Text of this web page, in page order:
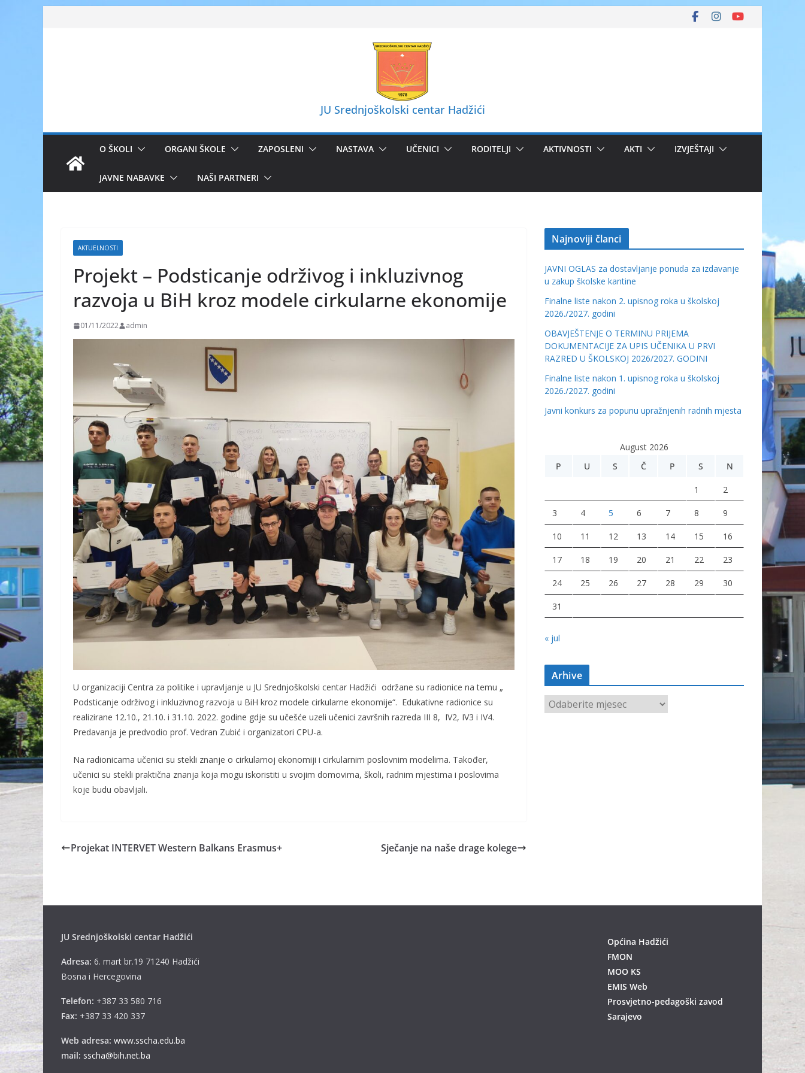
JU Srednjoškolski centar Hadžići
O ŠKOLI ORGANI ŠKOLE ZAPOSLENI NASTAVA UČENICI RODITELJI AKTIVNOSTI AKTI IZVJEŠTAJI
JAVNE NABAVKE NAŠI PARTNERI
AKTUELNOSTI
Projekt – Podsticanje održivog i inkluzivnog
razvoja u BiH kroz modele cirkularne ekonomije
01/11/2022 admin
U organizaciji Centra za politike i upravljanje u JU Srednjoškolski centar Hadžići održane su radionice na temu „
Podsticanje održivog i inkluzivnog razvoja u BiH kroz modele cirkularne ekonomije“. Edukativne radionice su
realizirane 12.10., 21.10. i 31.10. 2022. godine gdje su učešće uzeli učenici završnih razreda III 8, IV2, IV3 i IV4.
Predavanja je predvodio prof. Vedran Zubić i organizatori CPU-a.
Na radionicama učenici su stekli znanje o cirkularnoj ekonomiji i cirkularnim poslovnim modelima. Također,
učenici su stekli praktična znanja koja mogu iskoristiti u svojim domovima, školi, radnim mjestima i poslovima
koje budu obavljali.
Projekat INTERVET Western Balkans Erasmus+ Sječanje na naše drage kolege
Najnoviji članci
JAVNI OGLAS za dostavljanje ponuda za izdavanje
u zakup školske kantine
Finalne liste nakon 2. upisnog roka u školskoj
2026./2027. godini
OBAVJEŠTENJE O TERMINU PRIJEMA
DOKUMENTACIJE ZA UPIS UČENIKA U PRVI
RAZRED U ŠKOLSKOJ 2026/2027. GODINI
Finalne liste nakon 1. upisnog roka u školskoj
2026./2027. godini
Javni konkurs za popunu upražnjenih radnih mjesta
August 2026
P
U S Č P S N
1 2
3 4 5 6 7 8 9
10 11 12 13 14 15 16
17 18 19 20 21 22 23
24 25 26 27 28 29 30
31
« jul
Arhive
A
r
JU Srednjoškolski centar Hadžići
Adresa: 6. mart br.19 71240 Hadžići
Bosna i Hercegovina
Telefon: +387 33 580 716
Fax: +387 33 420 337
Web adresa: www.sscha.edu.ba
mail: sscha@bih.net.ba
Općina Hadžići
FMON
MOO KS
EMIS Web
Prosvjetno-pedagoški zavod
Sarajevo